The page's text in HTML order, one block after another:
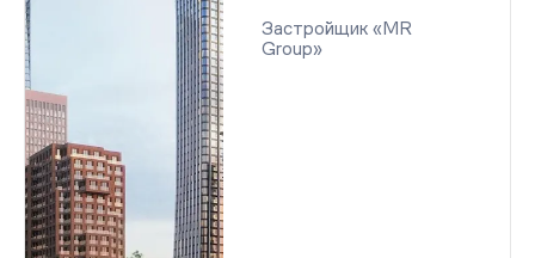
Застройщик «MR
Group»